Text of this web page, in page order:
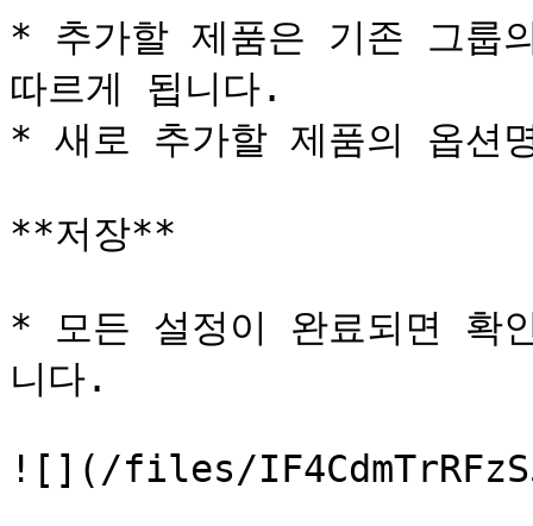
* 추가할 제품은 기존 그
따르게 됩니다.
* 새로 추가할 제품의 옵션
**저장**
* 모든 설정이 완료되면 확
니다.
![](/files/